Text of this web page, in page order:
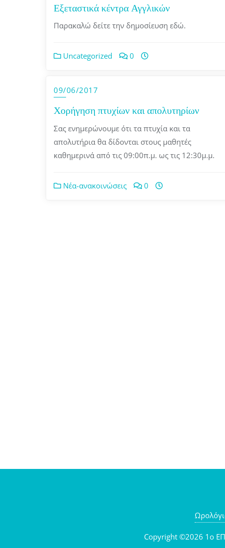
Εξεταστικά κέντρα Αγγλικών
Παρακαλώ δείτε την δημοσίευση εδώ.
Uncategorized 0
09/06/2017
Χορήγηση πτυχίων και απολυτηρίων
Σας ενημερώνουμε ότι τα πτυχία και τα
απολυτήρια θα δίδονται στους μαθητές
καθημερινά από τις 09:00π.μ. ως τις 12:30μ.μ.
Νέα-ανακοινώσεις 0
Copyright ©2026 1o